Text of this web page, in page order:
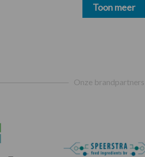
Toon meer
Onze brandpartners